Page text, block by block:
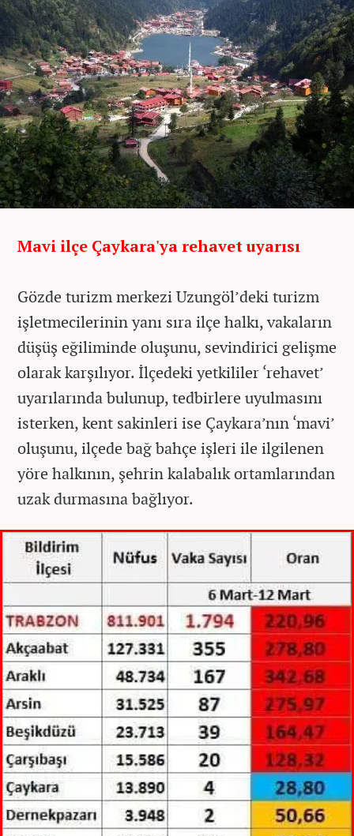
Mavi ilçe Çaykara'ya rehavet uyarısı
Gözde turizm merkezi Uzungöl’deki turizm
işletmecilerinin yanı sıra ilçe halkı, vakaların
düşüş eğiliminde oluşunu, sevindirici gelişme
olarak karşılıyor. İlçedeki yetkililer ‘rehavet’
uyarılarında bulunup, tedbirlere uyulmasını
isterken, kent sakinleri ise Çaykara’nın ‘mavi’
oluşunu, ilçede bağ bahçe işleri ile ilgilenen
yöre halkının, şehrin kalabalık ortamlarından
uzak durmasına bağlıyor.